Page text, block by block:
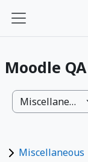
Bočný panel
Moodle
Kategórie kurzov
Miscellaneous